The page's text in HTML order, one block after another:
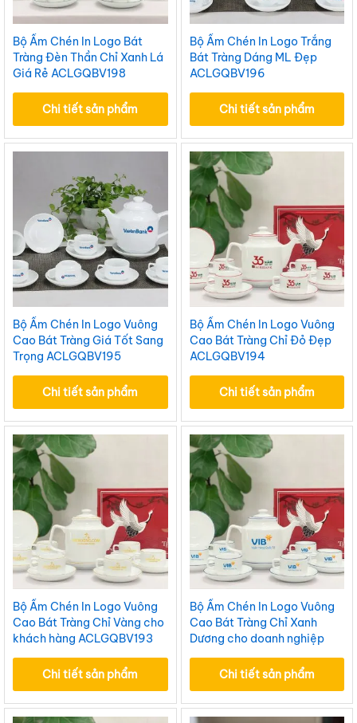
Bộ Ấm Chén In Logo Bát
Tràng Đèn Thần Chỉ Xanh Lá
Giá Rẻ ACLGQBV198
Chi tiết sản phẩm
Bộ Ấm Chén In Logo Trắng
Bát Tràng Dáng ML Đẹp
ACLGQBV196
Chi tiết sản phẩm
Bộ Ấm Chén In Logo Vuông
Cao Bát Tràng Giá Tốt Sang
Trọng ACLGQBV195
Chi tiết sản phẩm
Bộ Ấm Chén In Logo Vuông
Cao Bát Tràng Chỉ Đỏ Đẹp
ACLGQBV194
Chi tiết sản phẩm
Bộ Ấm Chén In Logo Vuông
Cao Bát Tràng Chỉ Vàng cho
khách hàng ACLGQBV193
Chi tiết sản phẩm
Bộ Ấm Chén In Logo Vuông
Cao Bát Tràng Chỉ Xanh
Dương cho doanh nghiệp
ACLGQBV192
Chi tiết sản phẩm